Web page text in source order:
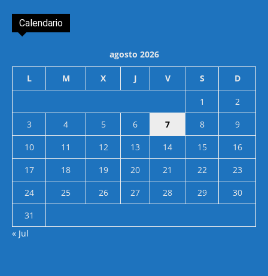
Calendario
agosto 2026
L M X J V S D
1
2
3
4 5 6 7 8
9
10
11 12 13 14 15
16
17
18 19 20 21 22
23
24
25 26 27 28 29
30
31
« Jul